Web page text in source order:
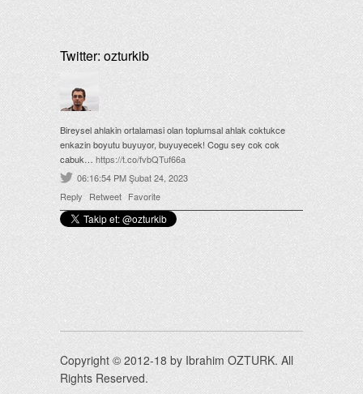
Twitter: ozturkib
Bireysel ahlakin ortalamasi olan toplumsal ahlak coktukce
enkazin boyutu buyuyor, buyuyecek! Cogu sey cok cok
cabuk… https://t.co/fvbQTuf66a
06:16:54 PM Şubat 24, 2023
Reply
Retweet Favorite
Copyright © 2012-18 by Ibrahim OZTURK. All
Rights Reserved.